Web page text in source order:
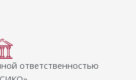
ответственностью